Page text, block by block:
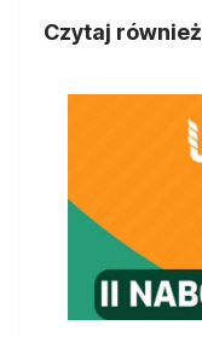
Czytaj również